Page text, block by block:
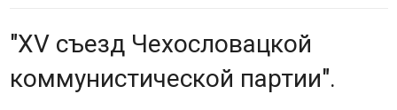
"XV съезд Чехословацкой
коммунистической партии".